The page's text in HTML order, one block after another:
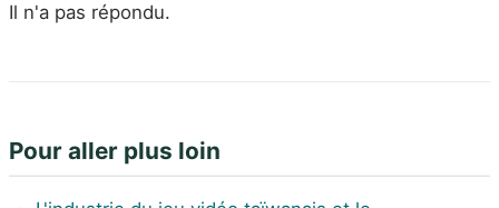
Il n'a pas répondu.
Pour aller plus loin